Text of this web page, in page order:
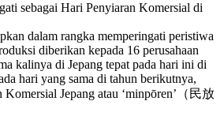
sebagai Hari Penyiaran Komersial di
dalam rangka memperingati peristiwa
diberikan kepada 16 perusahaan
kalinya di Jepang tepat pada hari ini di
hari yang sama di tahun berikutnya,
Komersial Jepang atau ‘minpōren’（民放